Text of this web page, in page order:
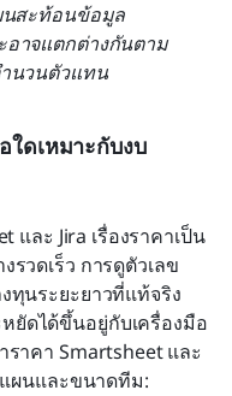
นสะท้อนข้อมูล
าจแตกต่างกันตาม
ำนวนตัวแทน
ดเหมาะกับงบ
และ Jira เรื่องราคาเป็น
รวดเร็ว การดูตัวเลข
ทุนระยะยาวที่แท้จริง
ยัดได้ขึ้นอยู่กับเครื่องมือ
ราคา Smartsheet และ
แผนและขนาดทีม: